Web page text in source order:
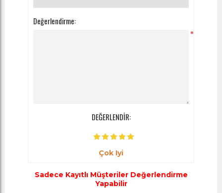
Değerlendirme:
*
DEĞERLENDİR:
Çok Iyi
Sadece Kayıtlı Müşteriler Değerlendirme
Yapabilir